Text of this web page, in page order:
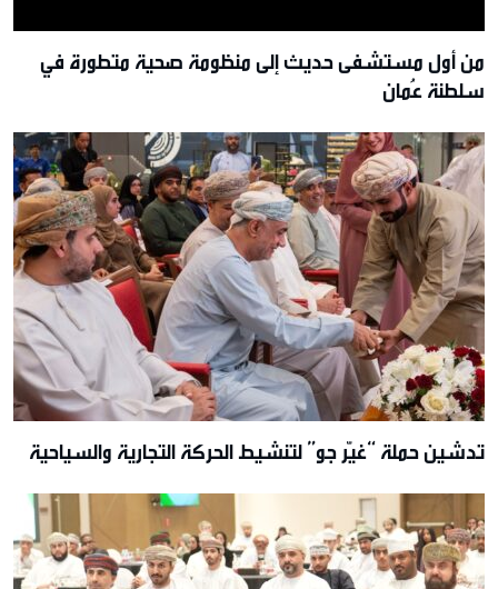
من أول مستشفى حديث إلى منظومة صحية متطورة في
سلطنة عُمان
تدشين حملة “غيّر جو” لتنشيط الحركة التجارية والسياحية